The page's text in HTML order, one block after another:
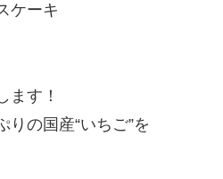
ケーキ
ます！
の国産“いちご”を